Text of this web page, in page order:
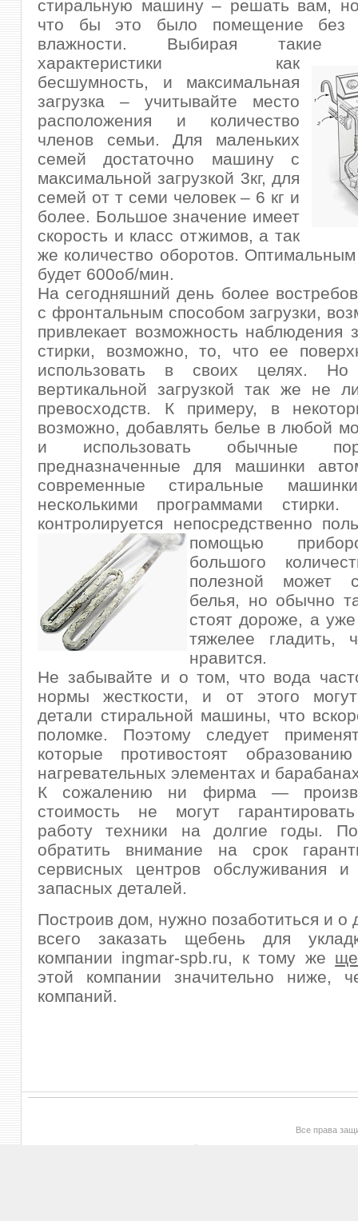
стиральную машину – решать вам,
что бы это было помещение без
влажности. Выбирая такие
характеристики как
бесшумность, и максимальная
загрузка – учитывайте место
расположения и количество
членов семьи. Для маленьких
семей достаточно машину с
максимальной загрузкой 3кг, для
семей от т семи человек – 6 кг и
более. Большое значение имеет
скорость и класс отжимов, а так
же количество оборотов. Оптимальным
будет 600об/мин.
На сегодняшний день более
с фронтальным способом загрузки,
привлекает возможность наблюдения
стирки, возможно, то, что ее
использовать в своих целях.
вертикальной загрузкой так же не
превосходств. К примеру, в
возможно, добавлять белье в любой
и использовать обычные
предназначенные для машинки
современные стиральные
несколькими программами
контролируется непосредственно
помощью
большого
полезной может
белья, но обычно
стоят дороже, а
тяжелее гладить,
нравится.
Не забывайте и о том, что вода
нормы жесткости, и от этого могут
детали стиральной машины, что
поломке. Поэтому следует
которые противостоят
нагревательных элементах и
К сожалению ни фирма —
стоимость не могут
работу техники на долгие годы.
обратить внимание на срок
сервисных центров обслуживания и
запасных деталей.
Построив дом, нужно позаботиться и о
всего заказать щебень для
компании ingmar-spb.ru, к тому же
этой компании значительно ниже,
компаний.
Все права